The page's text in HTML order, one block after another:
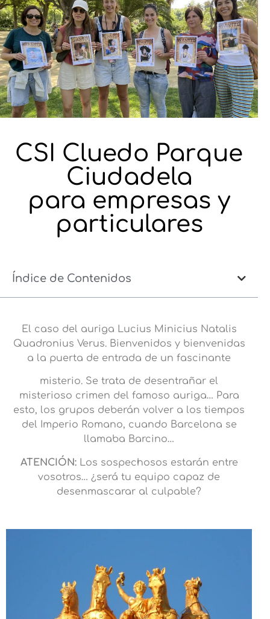
CSI Cluedo Parque
Ciudadela
para empresas y
particulares
Índice de Contenidos
El caso del auriga Lucius Minicius Natalis
Quadronius Verus. Bienvenidos y bienvenidas
a la puerta de entrada de un fascinante
misterio. Se trata de desentrañar el
misterioso crimen del famoso auriga… Para
esto, los grupos deberán volver a los tiempos
del Imperio Romano, cuando Barcelona se
llamaba Barcino…
ATENCIÓN:Los sospechosos estarán entre
vosotros… ¿será tu equipo capaz de
desenmascarar al culpable?